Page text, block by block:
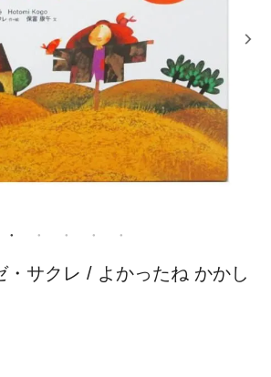
・サクレ / よかったね かかし